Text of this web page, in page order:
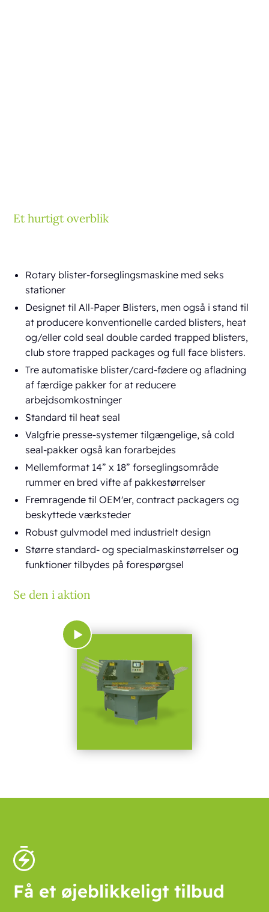
Et hurtigt overblik
Rotary blister-forseglingsmaskine med seks
stationer
Designet til All-Paper Blisters, men også i stand til
at producere konventionelle carded blisters, heat
og/eller cold seal double carded trapped blisters,
club store trapped packages og full face blisters.
Tre automatiske blister/card-fødere og afladning
af færdige pakker for at reducere
arbejdsomkostninger
Standard til heat seal
Valgfrie presse-systemer tilgængelige, så cold
seal-pakker også kan forarbejdes
Mellemformat 14” x 18” forseglingsområde
rummer en bred vifte af pakkestørrelser
Fremragende til OEM'er, contract packagers og
beskyttede værksteder
Robust gulvmodel med industrielt design
Større standard- og specialmaskinstørrelser og
funktioner tilbydes på forespørgsel
Se den i aktion
Få et øjeblikkeligt tilbud